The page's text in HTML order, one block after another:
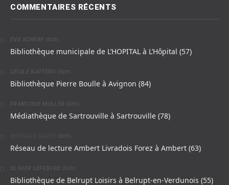
COMMENTAIRES RÉCENTS
EVA SCHERF dans
Bibliothèque municipale de L’HOPITAL à L’Hôpital (57)
CÉCILE NATTERO dans
Bibliothèque Pierre Boulle à Avignon (84)
FRANCOISE MULLER dans
Médiathèque de Sartrouville à Sartrouville (78)
dans
Réseau de lecture Ambert Livradois Forez à Ambert (63)
OLIVIER LEFEBVRE dans
Bibliothèque de Belrupt Loisirs à Belrupt-en-Verdunois (55)